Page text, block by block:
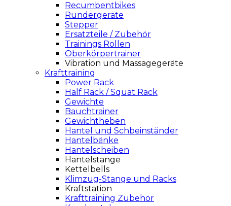
Recumbentbikes
Rundergeräte
Stepper
Ersatzteile / Zubehör
Trainings Rollen
Oberkörpertrainer
Vibration und Massagegeräte
Krafttraining
Power Rack
Half Rack / Squat Rack
Gewichte
Bauchtrainer
Gewichtheben
Hantel und Schbeinständer
Hantelbänke
Hantelscheiben
Hantelstange
Kettelbells
Klimzug-Stange und Racks
Kraftstation
Krafttraining Zubehör